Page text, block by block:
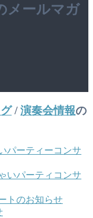
メールマガ
/演奏会情報の
パーティーコンサ
いパーティコンサ
トのお知らせ